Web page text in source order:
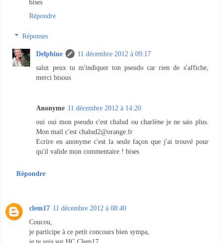
bises
Répondre
Réponses
Delphine
11 décembre 2012 à 09:17
salut peux tu m'indiquer ton pseudo car rien de s'affiche,
merci bisous
Anonyme 11 décembre 2012 à 14:20
oui oui mon pseudo c'est chalud ou charlène je ne sais plus.
Mon mail c'est chalud2@orange.fr
Ecrire en anonyme c'est la seule façon que j'ai trouvé pour
qu'il valide mon commentaire ! bises
Répondre
clem17 11 décembre 2012 à 08:40
Coucou,
je participe à ce petit concours bien sympa,